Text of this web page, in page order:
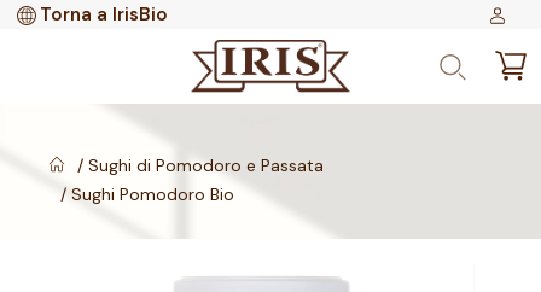
Torna a IrisBio
Sughi di Pomodoro e Passata
Sughi Pomodoro Bio